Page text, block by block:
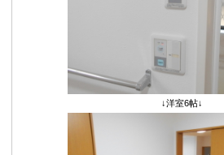
↓洋室6帖↓